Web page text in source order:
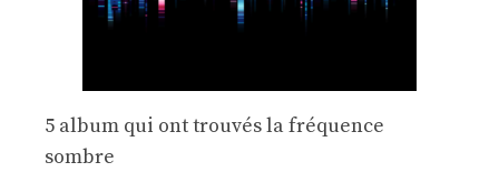
5 album qui ont trouvés la fréquence
sombre